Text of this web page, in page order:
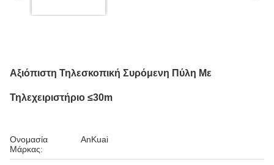
Αξιόπιστη Τηλεσκοπική Συρόμενη Πύλη Με
Τηλεχειριστήριο ≤30m
Ονομασία
Μάρκας:
AnKuai